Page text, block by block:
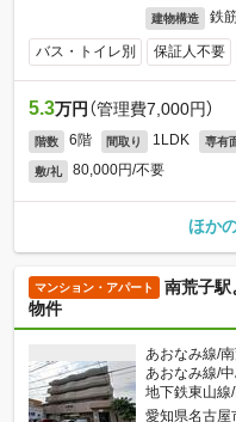
建物構造 鉄
バス・トイレ別 保証人不要
5.3万円 （管理費7,000円）
階数 6階 間取り 1LDK 専有
敷/礼 80,000円/不要
ほか
マンション・アパート
南荒子駅
物件
あおなみ線/
あおなみ線/
地下鉄東山線
愛知県名古屋